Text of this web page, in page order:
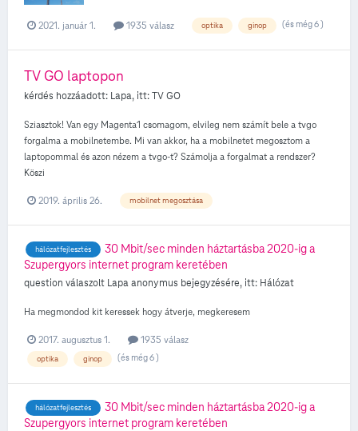
2021. január 1. 1935 válasz optika ginop (és még 6 )
TV GO laptopon
kérdés hozzáadott: Lapa, itt:TV GO
Sziasztok! Van egy Magenta1 csomagom, elvileg nem számít bele a tvgo
forgalma a mobilnetembe. Mi van akkor, ha a mobilnetet megosztom a
laptopommal és azon nézem a tvgo-t? Számolja a forgalmat a rendszer?
Köszi
2019. április 26. mobilnet megosztása
hálózatfejlesztés
30 Mbit/sec minden háztartásba 2020-ig a
Szupergyors internet program keretében
question válaszolt Lapaanonymus bejegyzésére, itt: Hálózat
Ha megmondod kit keressek hogy átverje, megkeresem
2017. augusztus 1. 1935 válasz
optika ginop (és még 6 )
hálózatfejlesztés
30 Mbit/sec minden háztartásba 2020-ig a
Szupergyors internet program keretében